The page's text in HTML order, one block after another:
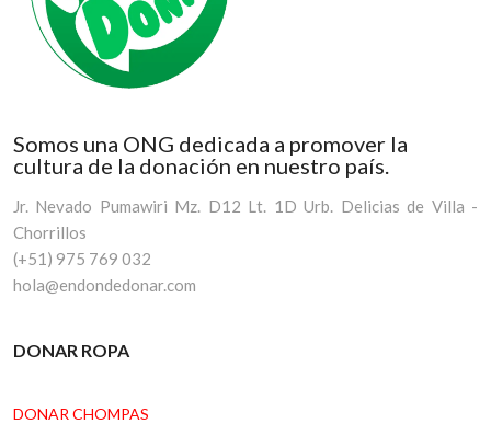
Somos una ONG dedicada a promover la
cultura de la donación en nuestro país.
Jr. Nevado Pumawiri Mz. D12 Lt. 1D Urb. Delicias de Villa -
Chorrillos
(+51) 975 769 032
hola@endondedonar.com
DONAR ROPA
DONAR CHOMPAS